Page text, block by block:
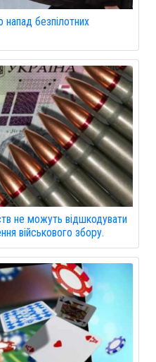
напад безпілотних
не можуть відшкодувати
військового збору.